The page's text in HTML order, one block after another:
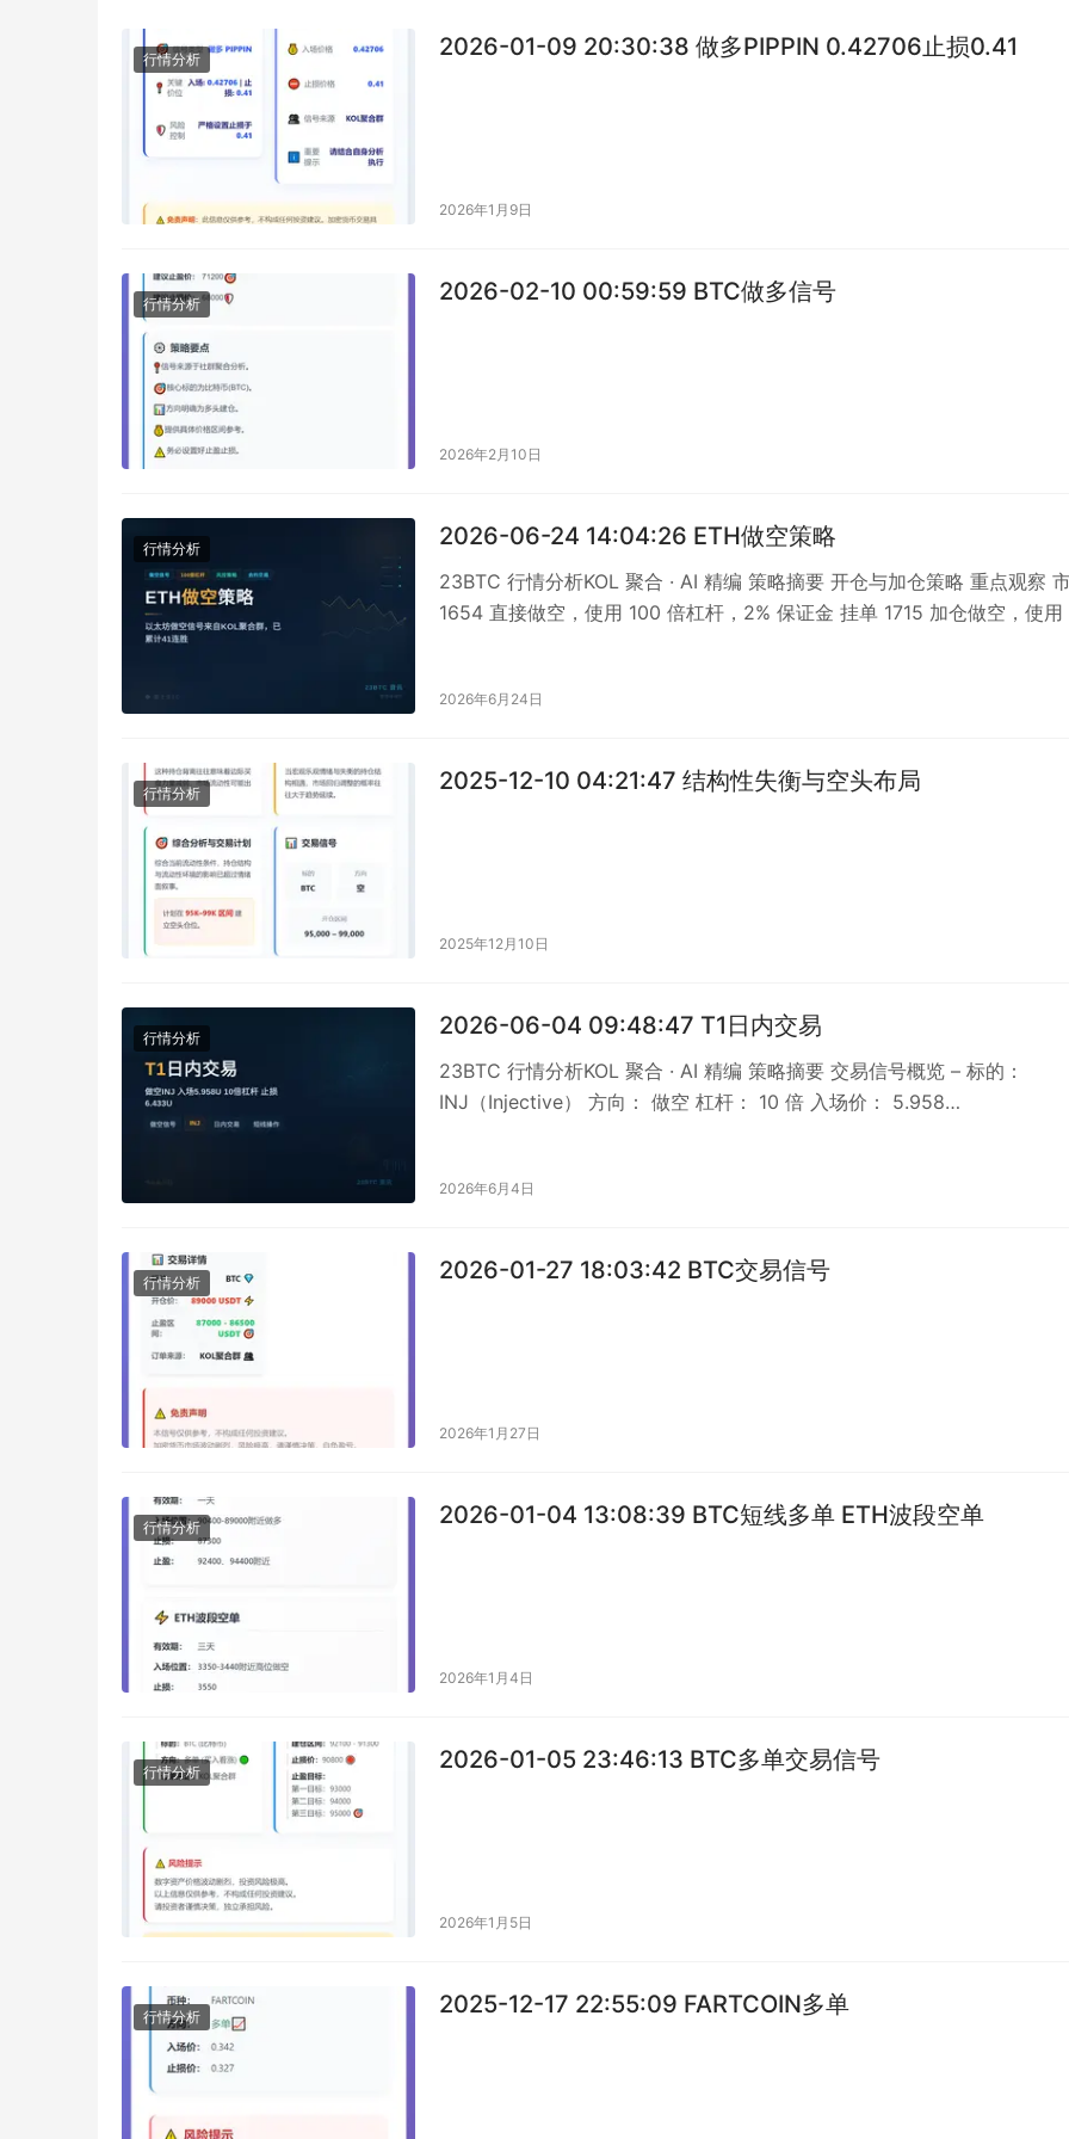
行情分析 2026-01-09 20:30:38 做多PIPPIN 0.42706止损0.41
2026年1月9日
行情分析 2026-02-10 00:59:59 BTC做多信号
2026年2月10日
行情分析 2026-06-24 14:04:26 ETH做空策略
23BTC 行情分析KOL 聚合 · AI 精编 策略摘要 开仓与加仓策略 重点观察
1654 直接做空，使用 100 倍杠杆，2% 保证金 挂单 1715 加仓做空，使
2026年6月24日
行情分析 2025-12-10 04:21:47 结构性失衡与空头布局
2025年12月10日
行情分析 2026-06-04 09:48:47 T1日内交易
23BTC 行情分析KOL 聚合 · AI 精编 策略摘要 交易信号概览 – 标的：
INJ（Injective） 方向： 做空 杠杆： 10 倍 入场价： 5.958…
2026年6月4日
行情分析 2026-01-27 18:03:42 BTC交易信号
2026年1月27日
行情分析 2026-01-04 13:08:39 BTC短线多单 ETH波段空单
2026年1月4日
行情分析 2026-01-05 23:46:13 BTC多单交易信号
2026年1月5日
行情分析 2025-12-17 22:55:09 FARTCOIN多单